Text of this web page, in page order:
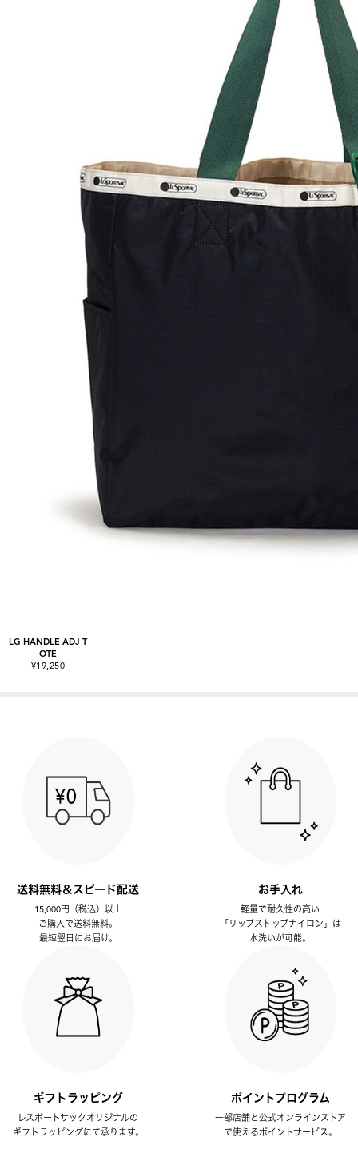
LG HANDLE ADJ T
OTE
¥19,250
送料無料＆スピード配送
15,000円（税込）以上
ご購入で送料無料。
最短翌日にお届け。
お手入れ
軽量で耐久性の高い
「リップストップナイロン」は
水洗いが可能。
ギフトラッピング
レスポートサックオリジナルの
ギフトラッピングにて承ります。
ポイントプログラム
一部店舗と公式オンラインストア
で使えるポイントサービス。